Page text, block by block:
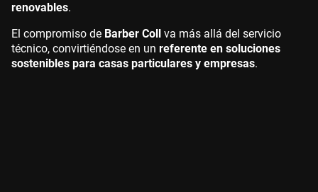
renovables.
El compromiso de Barber Coll va más allá del servicio
técnico, convirtiéndose en un referente en soluciones
sostenibles para casas particulares y empresas.